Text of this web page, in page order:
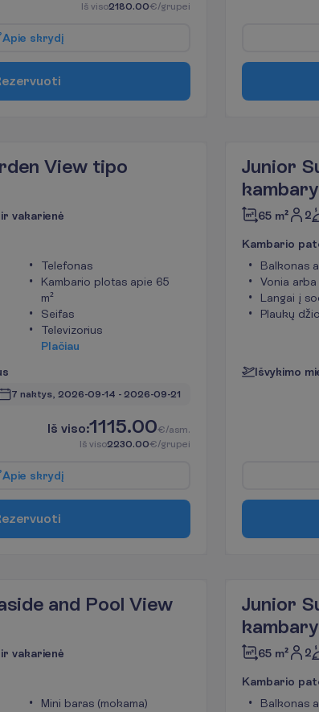
Iš viso2180.00€/grupei
Apie skrydį
ezervuoti
View tipo
vakarienė
Telefonas
Kambario plotas apie 65
m²
Seifas
Televizorius
Plačiau
s
7 naktys, 2026-09-14 - 2026-09-21
Iš viso:1115.00€/asm.
Iš viso2230.00€/grupei
Apie skrydį
ezervuoti
Junior
65 m² 2
Kambario pat
Balkonas
Vonia
Langai į
Plaukų
Išvykimo mi
and Pool View
vakarienė
Mini baras (mokama)
Junior
65 m² 2
Kambario pat
Balkonas